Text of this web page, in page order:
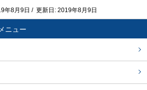
年8月9日 / 更新日: 2019年8月9日